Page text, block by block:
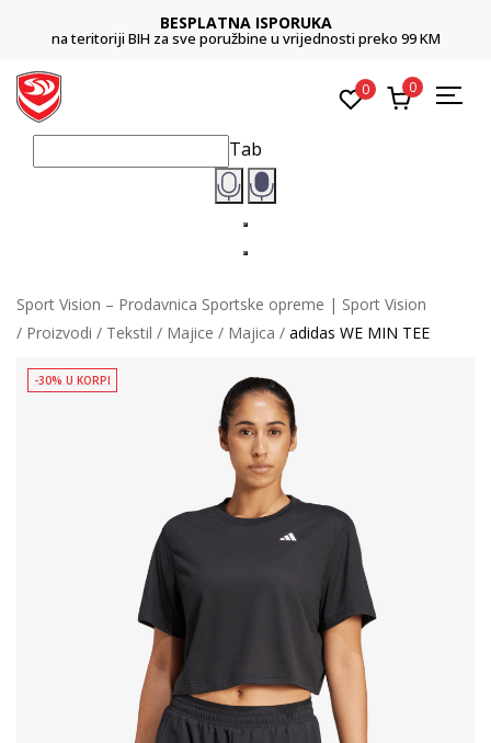
BESPLATNA ISPORUKA
na teritoriji BIH za sve poružbine u vrijednosti preko 99 KM
0 0
Tab
Sport Vision – Prodavnica Sportske opreme | Sport Vision
Proizvodi
Tekstil Majice Majica adidas WE MIN TEE
-30% U KORPI